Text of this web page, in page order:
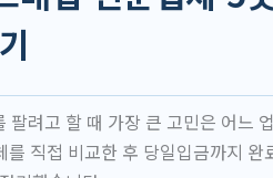
팔려고 할 때 가장 큰 고민은 어느
를 직접 비교한 후 당일입금까지